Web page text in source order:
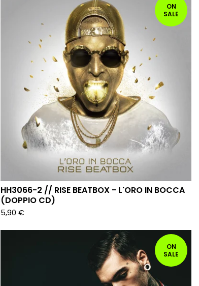
ON
SALE
HH3066-2 // RISE BEATBOX - L'ORO IN BOCCA
(DOPPIO CD)
5,90 €
ON
SALE